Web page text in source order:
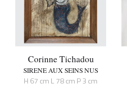
Corinne Tichadou
SIRENE AUX SEINS NUS
H 67 cm L 78 cm P 3 cm